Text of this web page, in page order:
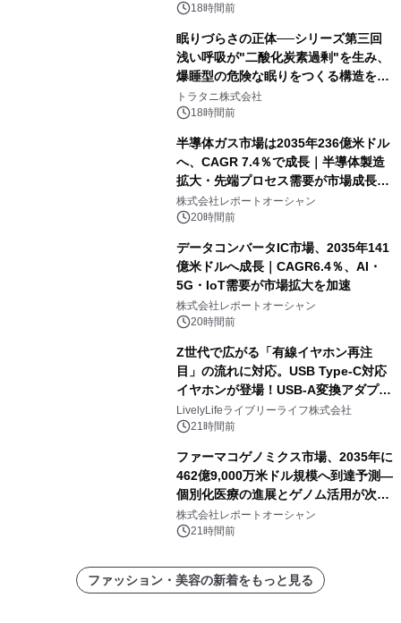
18時間前
眠りづらさの正体──シリーズ第三回
浅い呼吸が"二酸化炭素過剰"を生み、
爆睡型の危険な眠りをつくる構造を解
説
トラタニ株式会社
18時間前
半導体ガス市場は2035年236億米ドル
へ、CAGR 7.4％で成長｜半導体製造
拡大・先端プロセス需要が市場成長を
加速
株式会社レポートオーシャン
20時間前
データコンバータIC市場、2035年141
億米ドルへ成長｜CAGR6.4％、AI・
5G・IoT需要が市場拡大を加速
株式会社レポートオーシャン
20時間前
Z世代で広がる「有線イヤホン再注
目」の流れに対応。USB Type-C対応
イヤホンが登場！USB-A変換アダプタ
ー付きでスマホからパソコンまで幅広
く活用可能
LivelyLifeライブリーライフ株式会社
21時間前
ファーマコゲノミクス市場、2035年に
462億9,000万米ドル規模へ到達予測―
個別化医療の進展とゲノム活用が次世
代ヘルスケア投資を加速
株式会社レポートオーシャン
21時間前
ファッション・美容の新着をもっと見る